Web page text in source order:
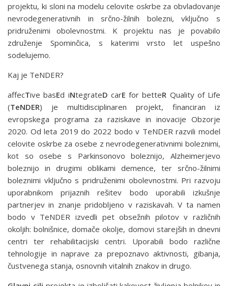
projektu, ki sloni na modelu celovite oskrbe za obvladovanje
nevrodegenerativnih in srčno-žilnih bolezni, vključno s
pridruženimi obolevnostmi. K projektu nas je povabilo
združenje Spominčica, s katerimi vrsto let uspešno
sodelujemo.
Kaj je TeNDER?
affecTive basEd iNtegrateD carE for betteR Quality of Life
(TeNDER) je multidisciplinaren projekt, financiran iz
evropskega programa za raziskave in inovacije Obzorje
2020. Od leta 2019 do 2022 bodo v TeNDER razvili model
celovite oskrbe za osebe z nevrode­generativnimi boleznimi,
kot so osebe s Parkinsonovo boleznijo, Alzheimerjevo
boleznijo in drugimi oblikami demence, ter srčno-žilnimi
boleznimi vključno s pridruženimi obolevnostmi. Pri razvoju
uporabnikom prijaznih rešitev bodo uporabili izkušnje
partnerjev in znanje pridobljeno v raziskavah. V ta namen
bodo v TeNDER izvedli pet obsežnih pilotov v različnih
okoljih: bol­nišnice, domače okolje, domovi starejših in dnevni
centri ter rehabilitacijski centri. Uporabili bodo različne
tehnologije in naprave za prepoznavo aktivnosti, gibanja,
čustvenega stanja, osnovnih vitalnih znakov in drugo.